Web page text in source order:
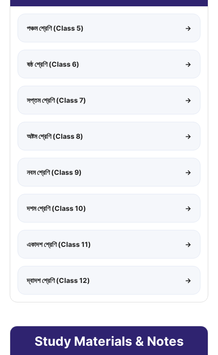
পঞ্চম শ্রেণি (Class 5) →
ষষ্ঠ শ্রেণি (Class 6) →
সপ্তম শ্রেণি (Class 7) →
অষ্টম শ্রেণি (Class 8) →
নবম শ্রেণি (Class 9) →
দশম শ্রেণি (Class 10) →
একাদশ শ্রেণি (Class 11) →
দ্বাদশ শ্রেণি (Class 12) →
Study Materials & Notes